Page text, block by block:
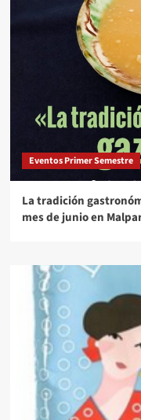
Eventos Primer Semestre
La tradición
mes de junio en